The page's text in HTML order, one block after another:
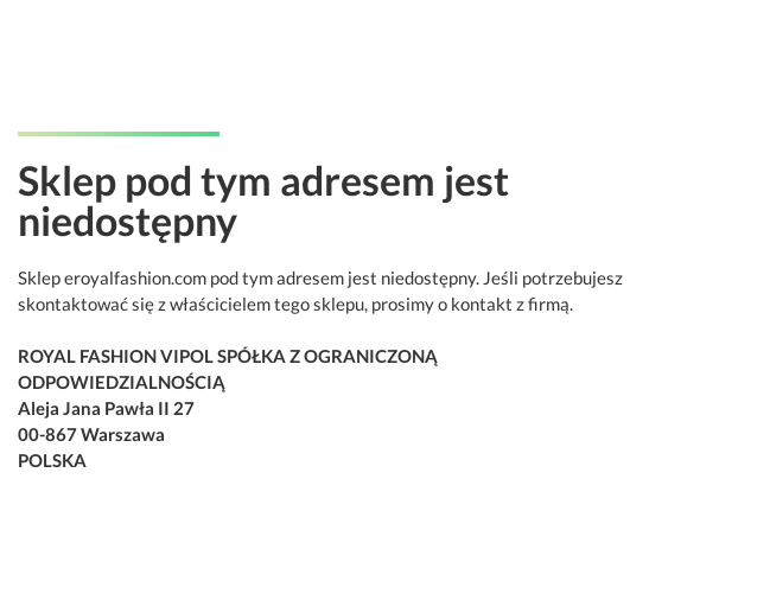
Sklep pod tym adresem jest
niedostępny
Sklep eroyalfashion.com pod tym adresem jest niedostępny. Jeśli potrzebujesz
skontaktować się z właścicielem tego sklepu, prosimy o kontakt z firmą.
ROYAL FASHION VIPOL SPÓŁKA Z OGRANICZONĄ
ODPOWIEDZIALNOŚCIĄ
Aleja Jana Pawła II 27
00-867 Warszawa
POLSKA